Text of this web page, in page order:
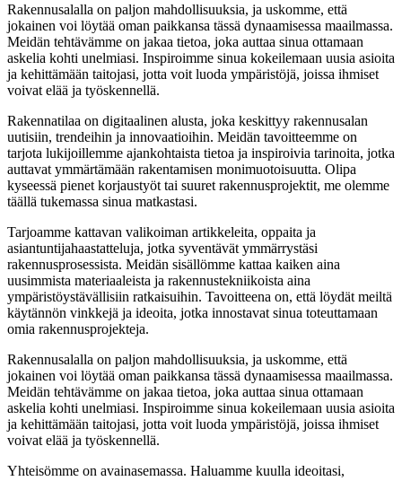
Rakennusalalla on paljon mahdollisuuksia, ja uskomme, että
jokainen voi löytää oman paikkansa tässä dynaamisessa maailmassa.
Meidän tehtävämme on jakaa tietoa, joka auttaa sinua ottamaan
askelia kohti unelmiasi. Inspiroimme sinua kokeilemaan uusia asioita
ja kehittämään taitojasi, jotta voit luoda ympäristöjä, joissa ihmiset
voivat elää ja työskennellä.
Rakennatilaa on digitaalinen alusta, joka keskittyy rakennusalan
uutisiin, trendeihin ja innovaatioihin. Meidän tavoitteemme on
tarjota lukijoillemme ajankohtaista tietoa ja inspiroivia tarinoita, jotka
auttavat ymmärtämään rakentamisen monimuotoisuutta. Olipa
kyseessä pienet korjaustyöt tai suuret rakennusprojektit, me olemme
täällä tukemassa sinua matkastasi.
Tarjoamme kattavan valikoiman artikkeleita, oppaita ja
asiantuntijahaastatteluja, jotka syventävät ymmärrystäsi
rakennusprosessista. Meidän sisällömme kattaa kaiken aina
uusimmista materiaaleista ja rakennustekniikoista aina
ympäristöystävällisiin ratkaisuihin. Tavoitteena on, että löydät meiltä
käytännön vinkkejä ja ideoita, jotka innostavat sinua toteuttamaan
omia rakennusprojekteja.
Rakennusalalla on paljon mahdollisuuksia, ja uskomme, että
jokainen voi löytää oman paikkansa tässä dynaamisessa maailmassa.
Meidän tehtävämme on jakaa tietoa, joka auttaa sinua ottamaan
askelia kohti unelmiasi. Inspiroimme sinua kokeilemaan uusia asioita
ja kehittämään taitojasi, jotta voit luoda ympäristöjä, joissa ihmiset
voivat elää ja työskennellä.
Yhteisömme on avainasemassa. Haluamme kuulla ideoitasi,